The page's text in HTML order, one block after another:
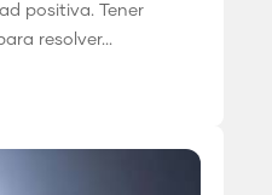
positiva. Tener
resolver...